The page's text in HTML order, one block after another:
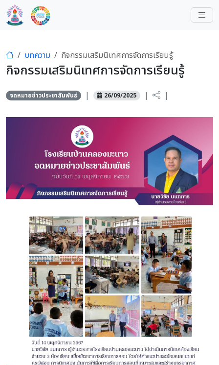
บทความ กิจกรรมเสริมนิเทศการจัดการเรียนรู้
กิจกรรมเสริมนิเทศการจัดการเรียนรู้
จดหมายข่าวประชาสัมพันธ์ | 26/09/2025 | |